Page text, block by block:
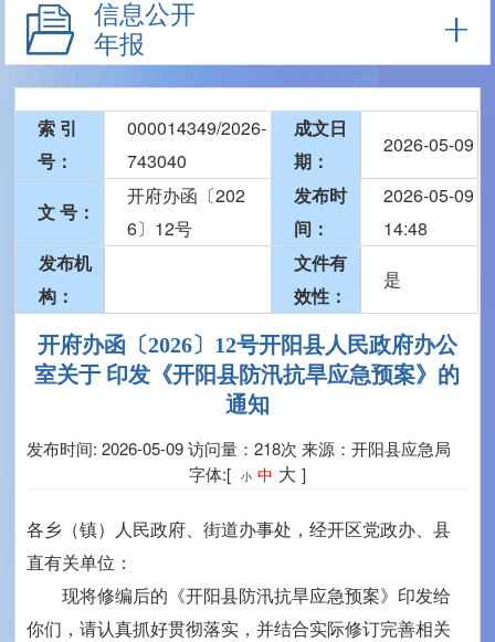
信息公开
年报
索 引
号：
000014349/2026-
743040
成文日
期：
2026-05-09
文 号：
开府办函〔202
6〕12号
发布时
间：
2026-05-09
14:48
发布机
构：
文件有
效性：
是
开府办函〔2026〕12号开阳县人民政府办公
室关于 印发《开阳县防汛抗旱应急预案》的
通知
发布时间: 2026-05-09访问量：218次 来源：开阳县应急局
字体:[
小 中 大 ]
各乡（镇）人民政府、街道办事处，经开区党政办、县
直有关单位：
现将修编后的《开阳县防汛抗旱应急预案》印发给
你们，请认真抓好贯彻落实，并结合实际修订完善相关